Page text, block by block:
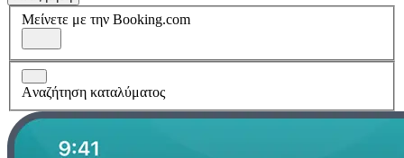
Μείνετε με την Booking.com
Aναζήτηση καταλύματος